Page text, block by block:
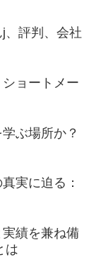
、評判、会社
ョートメー
ぶ場所か？
実に迫る：
績を兼ね備
は